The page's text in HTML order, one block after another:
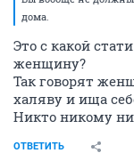
дома.
Это с какой
женщину?
Так говорят
халяву и ища
Никто никому
ОТВЕТИТЬ